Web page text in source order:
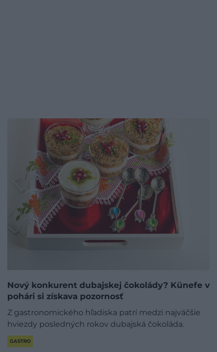
Nový konkurent dubajskej čokolády? Künefe v
pohári si získava pozornosť
Z gastronomického hľadiska patrí medzi najväčšie
hviezdy posledných rokov dubajská čokoláda.
GASTRO